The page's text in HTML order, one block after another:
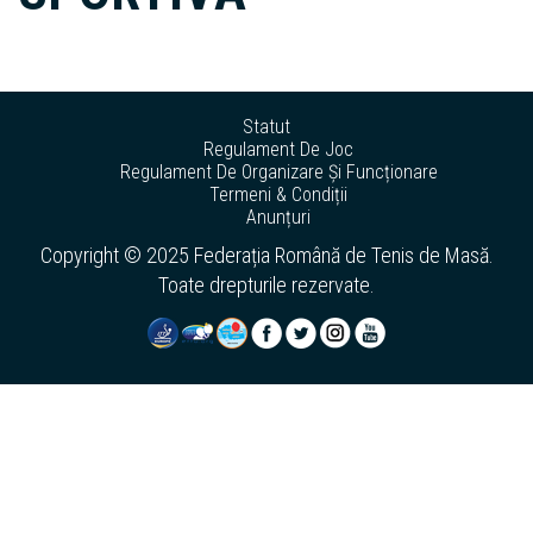
Statut
Regulament De Joc
Regulament De Organizare Și Funcționare
Termeni & Condiții
Anunțuri
Copyright © 2025 Federația Română de Tenis de Masă.
Toate drepturile rezervate.